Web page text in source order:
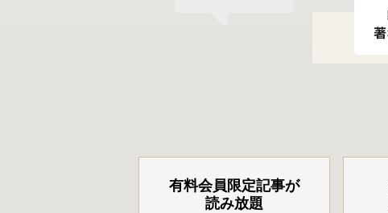
有料会員限定記事が
読み放題